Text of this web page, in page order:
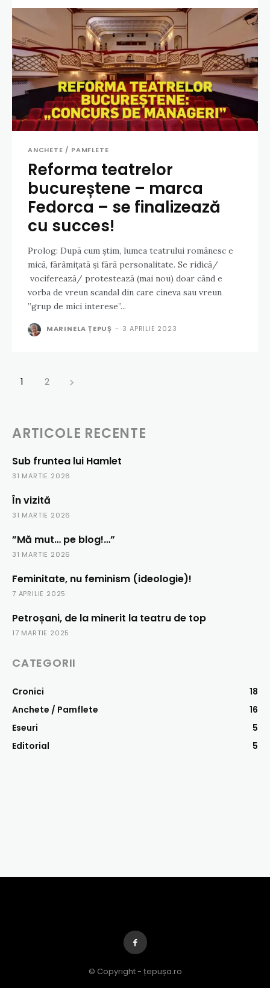
ANCHETE / PAMFLETE
Reforma teatrelor
bucureștene – marca
Fedorca – se finalizează
cu succes!
Prolog: După cum știm, lumea teatrului românesc e
mică, fărâmițată și fără personalitate. Se ridică/
vociferează/ protestează (mai nou) doar când e
vorba de vreun scandal din care cineva sau vreun
”grup de mici interese”...
MARINELA ȚEPUȘ - 3 APRILIE 2023
1 2
ARTICOLE RECENTE
Sub fruntea lui Hamlet
31 MARTIE 2026
În vizită
31 MARTIE 2026
”Mă mut… pe blog!…”
31 MARTIE 2026
Feminitate, nu feminism (ideologie)!
7 APRILIE 2025
Petroșani, de la minerit la teatru de top
17 MARTIE 2025
CATEGORII
Cronici
18
Anchete / Pamflete
16
Eseuri
5
Editorial
5
© Copyright - țepușa.ro